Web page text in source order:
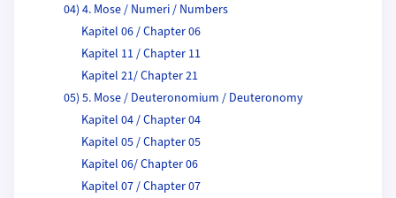
04) 4. Mose / Numeri / Numbers
Kapitel 06 / Chapter 06
Kapitel 11 / Chapter 11
Kapitel 21/ Chapter 21
05) 5. Mose / Deuteronomium / Deuteronomy
Kapitel 04 / Chapter 04
Kapitel 05 / Chapter 05
Kapitel 06/ Chapter 06
Kapitel 07 / Chapter 07